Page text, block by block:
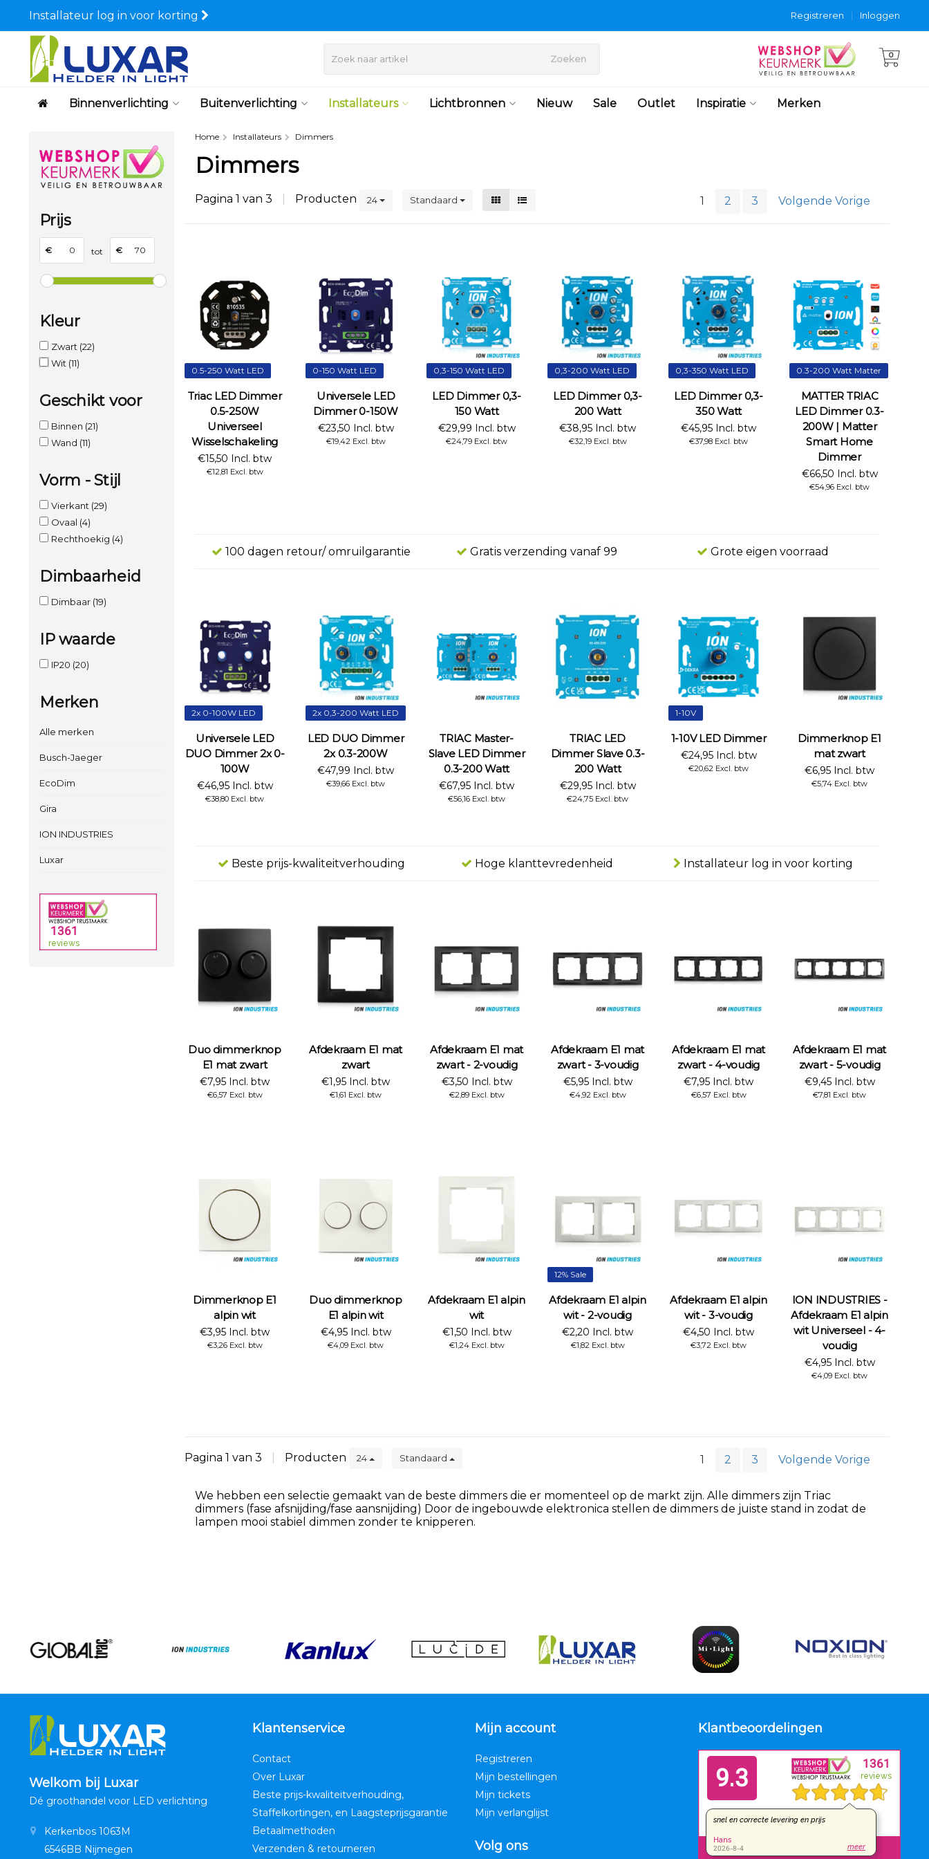
Installateur log in voor korting Inloggen
|
Registreren
Zoeken 0
Binnenverlichting Buitenverlichting Installateurs Lichtbronnen Nieuw Sale Outlet Inspiratie Merken
Prijs
€ tot €
Kleur
Zwart (22)
Wit (11)
Geschikt voor
Binnen (21)
Wand (11)
Vorm - Stijl
Vierkant (29)
Ovaal (4)
Rechthoekig (4)
Dimbaarheid
Dimbaar (19)
IP waarde
IP20 (20)
Merken
Alle merken
Busch-Jaeger
EcoDim
Gira
ION INDUSTRIES
Luxar
Home Installateurs Dimmers
Dimmers
Pagina 1 van 3 Producten 24 Standaard 1 2 3 Volgende Vorige
0.5-250 Watt LED
Triac LED Dimmer
0.5-250W
Universeel
Wisselschakeling
€15,50 Incl. btw
€12,81 Excl. btw
0-150 Watt LED
Universele LED
Dimmer 0-150W
€23,50 Incl. btw
€19,42 Excl. btw
0,3-150 Watt LED
LED Dimmer 0,3-
150 Watt
€29,99 Incl. btw
€24,79 Excl. btw
0,3-200 Watt LED
LED Dimmer 0,3-
200 Watt
€38,95 Incl. btw
€32,19 Excl. btw
0,3-350 Watt LED
LED Dimmer 0,3-
350 Watt
€45,95 Incl. btw
€37,98 Excl. btw
0.3-200 Watt Matter
MATTER TRIAC
LED Dimmer 0.3-
200W | Matter
Smart Home
Dimmer
€66,50 Incl. btw
€54,96 Excl. btw
100 dagen retour/ omruilgarantie Gratis verzending vanaf 99 Grote eigen voorraad
2x 0-100W LED
Universele LED
DUO Dimmer 2x 0-
100W
€46,95 Incl. btw
€38,80 Excl. btw
2x 0,3-200 Watt LED
LED DUO Dimmer
2x 0.3-200W
€47,99 Incl. btw
€39,66 Excl. btw
TRIAC Master-
Slave LED Dimmer
0.3-200 Watt
€67,95 Incl. btw
€56,16 Excl. btw
TRIAC LED
Dimmer Slave 0.3-
200 Watt
€29,95 Incl. btw
€24,75 Excl. btw
1-10V
1-10V LED Dimmer
€24,95 Incl. btw
€20,62 Excl. btw
Dimmerknop E1
mat zwart
€6,95 Incl. btw
€5,74 Excl. btw
Beste prijs-kwaliteitverhouding Hoge klanttevredenheid Installateur log in voor korting
Duo dimmerknop
E1 mat zwart
€7,95 Incl. btw
€6,57 Excl. btw
Afdekraam E1 mat
zwart
€1,95 Incl. btw
€1,61 Excl. btw
Afdekraam E1 mat
zwart - 2-voudig
€3,50 Incl. btw
€2,89 Excl. btw
Afdekraam E1 mat
zwart - 3-voudig
€5,95 Incl. btw
€4,92 Excl. btw
Afdekraam E1 mat
zwart - 4-voudig
€7,95 Incl. btw
€6,57 Excl. btw
Afdekraam E1 mat
zwart - 5-voudig
€9,45 Incl. btw
€7,81 Excl. btw
Dimmerknop E1
alpin wit
€3,95 Incl. btw
€3,26 Excl. btw
Duo dimmerknop
E1 alpin wit
€4,95 Incl. btw
€4,09 Excl. btw
Afdekraam E1 alpin
wit
€1,50 Incl. btw
€1,24 Excl. btw
12% Sale
Afdekraam E1 alpin
wit - 2-voudig
€2,20 Incl. btw
€1,82 Excl. btw
Afdekraam E1 alpin
wit - 3-voudig
€4,50 Incl. btw
€3,72 Excl. btw
ION INDUSTRIES -
Afdekraam E1 alpin
wit Universeel - 4-
voudig
€4,95 Incl. btw
€4,09 Excl. btw
Pagina 1 van 3 Producten 24 Standaard 1 2 3 Volgende Vorige
We hebben een selectie gemaakt van de beste dimmers die er momenteel op de markt zijn. Alle dimmers zijn Triac
dimmers (fase afsnijding/fase aansnijding) Door de ingebouwde elektronica stellen de dimmers de juiste stand in zodat de
lampen mooi stabiel dimmen zonder te knipperen.
Welkom bij Luxar
Dé groothandel voor LED verlichting
Kerkenbos 1063M
6546BB Nijmegen
Klantenservice
Contact
Over Luxar
Beste prijs-kwaliteitverhouding,
Staffelkortingen, en Laagsteprijsgarantie
Betaalmethoden
Verzenden & retourneren
Mijn account
Registreren
Mijn bestellingen
Mijn tickets
Mijn verlanglijst
Volg ons
Klantbeoordelingen